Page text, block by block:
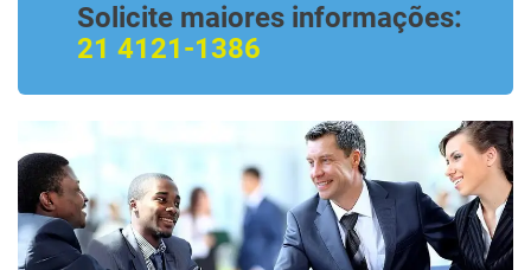
Solicite maiores informações:
21 4121-1386